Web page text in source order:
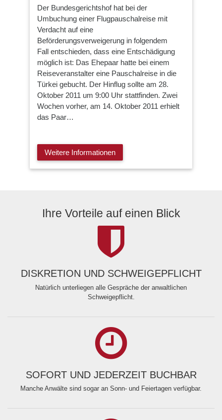
Der Bundesgerichtshof hat bei der
Umbuchung einer Flugpauschalreise mit
Verdacht auf eine
Beförderungsverweigerung in folgendem
Fall entschieden, dass eine Entschädigung
möglich ist: Das Ehepaar hatte bei einem
Reiseveranstalter eine Pauschalreise in die
Türkei gebucht. Der Hinflug sollte am 28.
Oktober 2011 um 9:00 Uhr stattfinden. Zwei
Wochen vorher, am 14. Oktober 2011 erhielt
das Paar…
Weitere Informationen
Ihre Vorteile auf einen Blick
DISKRETION UND SCHWEIGEPFLICHT
Natürlich unterliegen alle Gespräche der anwaltlichen
Schweigepflicht.
SOFORT UND JEDERZEIT BUCHBAR
Manche Anwälte sind sogar an Sonn- und Feiertagen verfügbar.